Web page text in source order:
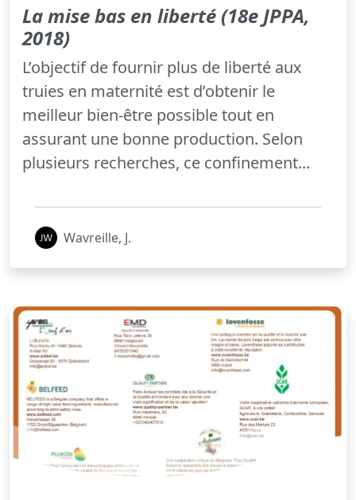
La mise bas en liberté (18e JPPA,
2018)
L’objectif de fournir plus de liberté aux
truies en maternité est d’obtenir le
meilleur bien-être possible tout en
assurant une bonne production. Selon
plusieurs recherches, ce confinement...
Wavreille, J.